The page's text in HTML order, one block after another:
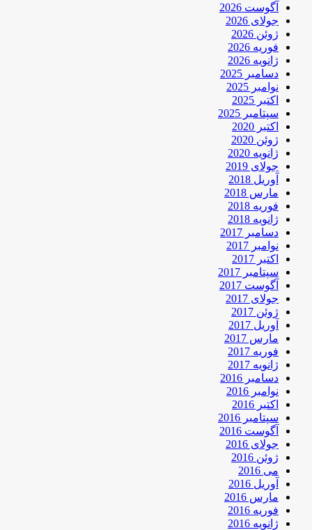
آگوست 2026
جولای 2026
ژوئن 2026
فوریه 2026
ژانویه 2026
دسامبر 2025
نوامبر 2025
اکتبر 2025
سپتامبر 2025
اکتبر 2020
ژوئن 2020
ژانویه 2020
جولای 2019
آوریل 2018
مارس 2018
فوریه 2018
ژانویه 2018
دسامبر 2017
نوامبر 2017
اکتبر 2017
سپتامبر 2017
آگوست 2017
جولای 2017
ژوئن 2017
آوریل 2017
مارس 2017
فوریه 2017
ژانویه 2017
دسامبر 2016
نوامبر 2016
اکتبر 2016
سپتامبر 2016
آگوست 2016
جولای 2016
ژوئن 2016
می 2016
آوریل 2016
مارس 2016
فوریه 2016
ژانویه 2016